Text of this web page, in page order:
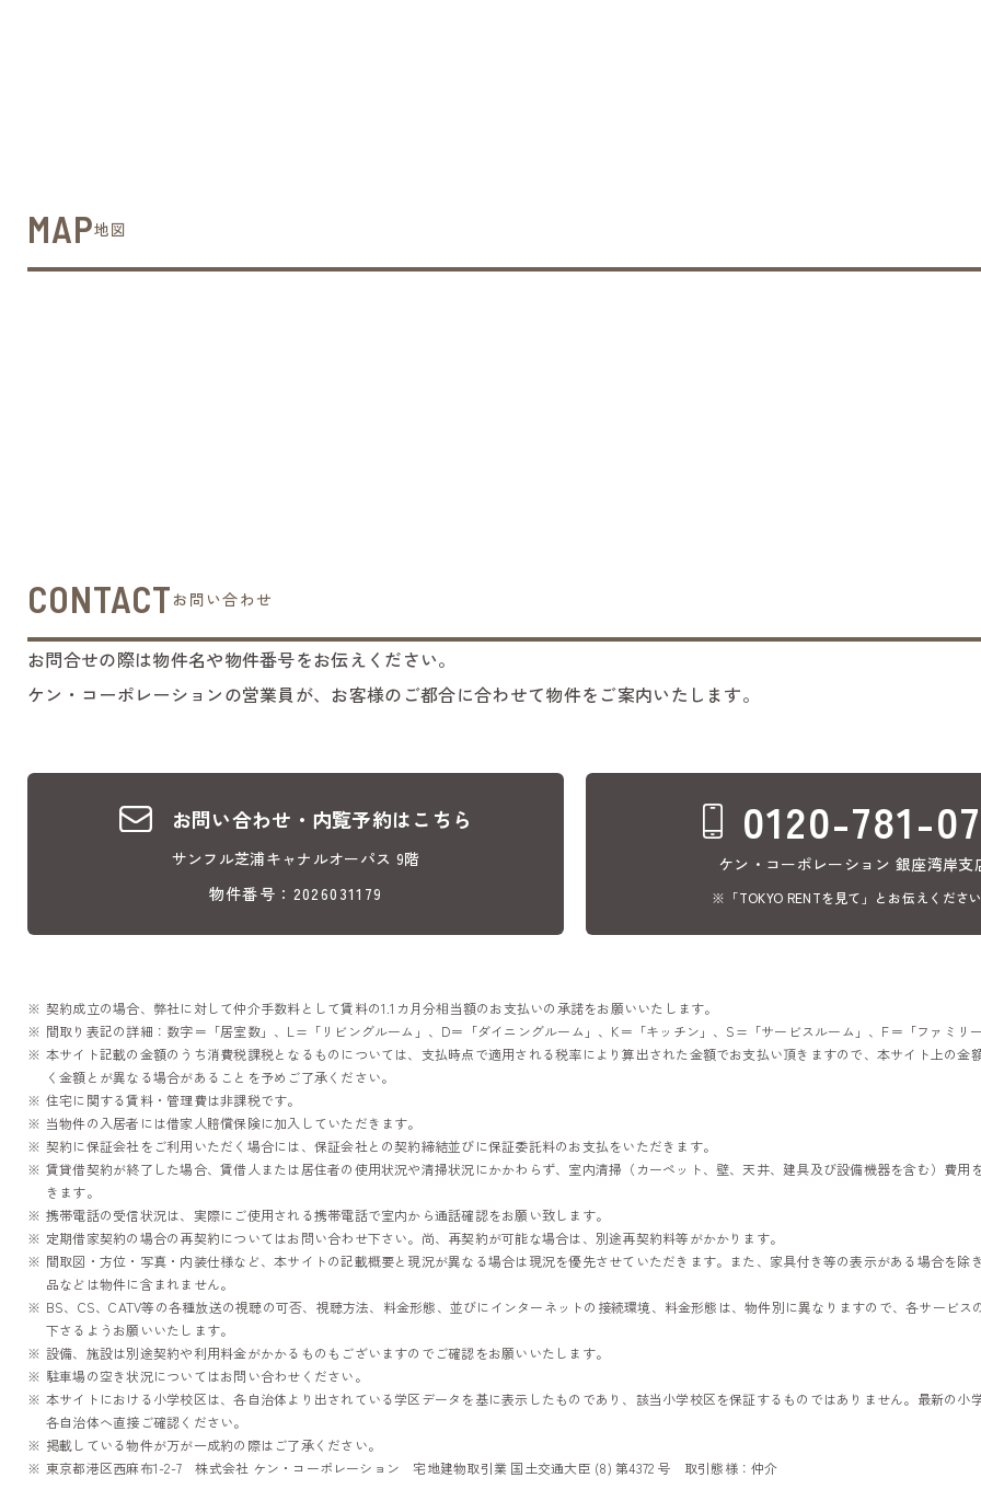
MAP地図
CONTACT お問い合わせ
お問合せの際は物件名や物件番号をお伝えください。
ケン・コーポレーションの営業員が、お客様のご都合に合わせて物件をご案内いたします。
お問い合わせ・内覧予約はこちら
サンフル芝浦キャナルオーパス 9階
物件番号：2026031179
0120-781-
ケン・コーポレーション 銀座湾岸支
※「TOKYO RENTを見て」とお伝えください
契約成立の場合、弊社に対して仲介手数料として賃料の1.1カ月分相当額のお支払いの承諾をお願いいたします。
間取り表記の詳細：数字＝「居室数」、L=「リビングルーム」、D＝「ダイニングルーム」、K＝「キッチン」、S=「サービスルーム」、F＝「ファミリ
本サイト記載の金額のうち消費税課税となるものについては、支払時点で適用される税率により算出された金額でお支払い頂きますので、本サイト上の金
く金額とが異なる場合があることを予めご了承ください。
住宅に関する賃料・管理費は非課税です。
当物件の入居者には借家人賠償保険に加入していただきます。
契約に保証会社をご利用いただく場合には、保証会社との契約締結並びに保証委託料のお支払をいただきます。
賃貸借契約が終了した場合、賃借人または居住者の使用状況や清掃状況にかかわらず、室内清掃（カーペット、壁、天井、建具及び設備機器を含む）費用
きます。
携帯電話の受信状況は、実際にご使用される携帯電話で室内から通話確認をお願い致します。
定期借家契約の場合の再契約についてはお問い合わせ下さい。尚、再契約が可能な場合は、別途再契約料等がかかります。
間取図・方位・写真・内装仕様など、本サイトの記載概要と現況が異なる場合は現況を優先させていただきます。また、家具付き等の表示がある場合を除
品などは物件に含まれません。
BS、CS、CATV等の各種放送の視聴の可否、視聴方法、料金形態、並びにインターネットの接続環境、料金形態は、物件別に異なりますので、各サービス
下さるようお願いいたします。
設備、施設は別途契約や利用料金がかかるものもございますのでご確認をお願いいたします。
駐車場の空き状況についてはお問い合わせください。
本サイトにおける小学校区は、各自治体より出されている学区データを基に表示したものであり、該当小学校区を保証するものではありません。最新の小
各自治体へ直接ご確認ください。
掲載している物件が万が一成約の際はご了承ください。
東京都港区西麻布1-2-7株式会社 ケン・コーポレーション宅地建物取引業 国土交通大臣 (8) 第4372 号 取引態様：仲介